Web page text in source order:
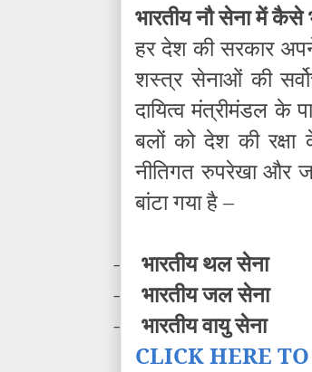
भारतीय नौ सेना में कैसे
हर देश की सरकार अपने
शस्त्र सेनाओं की
दायित्व मंत्रीमंडल के
बलों को देश की
नीतिगत रुपरेखा और
बांटा गया है –
-
भारतीय थल सेना
-
भारतीय जल सेना
-
भारतीय वायु सेना
CLICK HERE